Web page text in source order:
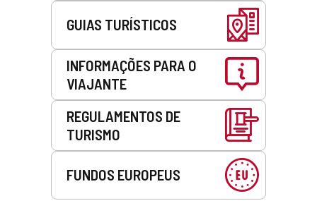
GUIAS TURÍSTICOS
INFORMAÇÕES PARA O
VIAJANTE
REGULAMENTOS DE
TURISMO
FUNDOS EUROPEUS